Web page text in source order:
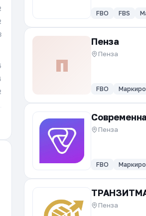
FBO FBS
П
Пенза
Пенза
FBO
Пенза
FBO
Пенза